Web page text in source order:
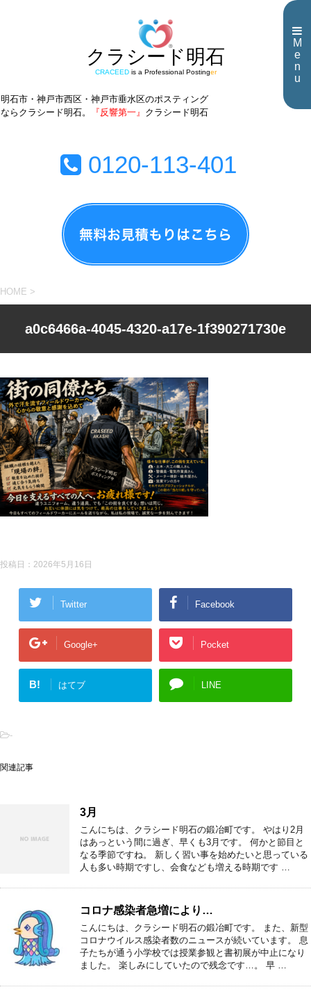
M
e
n
u
クラシード明石
CRACEEDis a Professional Postinger
明石市・神戸市西区・神戸市垂水区のポスティング
ならクラシード明石。
『反響第一』 クラシード明石
0120-113-401
HOME >
a0c6466a-4045-4320-a17e-1f390271730e
投稿日： 2026年5月16日
Twitter Facebook
Google+ Pocket
B! はてブ LINE
-
関連記事
3月
こんにちは、クラシード明石の鍛冶町です。 やはり2月
はあっという間に過ぎ、早くも3月です。 何かと節目と
なる季節ですね。 新しく習い事を始めたいと思っている
人も多い時期ですし、会食なども増える時期です …
コロナ感染者急増により…
こんにちは、クラシード明石の鍛冶町です。 また、新型
コロナウイルス感染者数のニュースが続いています。 息
子たちが通う小学校では授業参観と書初展が中止になり
ました。 楽しみにしていたので残念です…。 早 …